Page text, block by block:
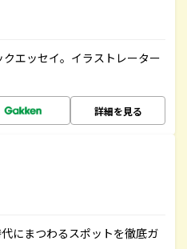
エッセイ。イラストレーター
詳細を見る
にまつわるスポットを徹底ガ